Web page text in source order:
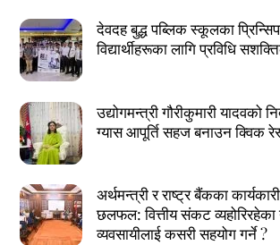
देवदह बुद्ध पब्लिक स्कूलका
विद्यार्थीहरूका लागि प्रविधि
उद्योगमन्त्री गौरीकुमारी यादवको
ग्यास आपूर्ति सहज बनाउन क्विक
अर्थमन्त्री र राष्ट्र बैंकका
छलफल: वित्तीय संकट व्यहोरिरहेका
व्यवसायीलाई कसरी सहयोग गर्ने ?